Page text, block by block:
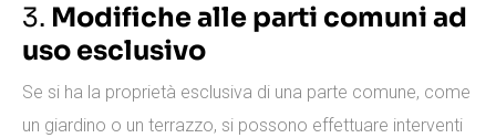
3. Modifiche alle parti comuni ad
uso esclusivo
Se si ha la proprietà esclusiva di una parte comune, come
un giardino o un terrazzo, si possono effettuare interventi